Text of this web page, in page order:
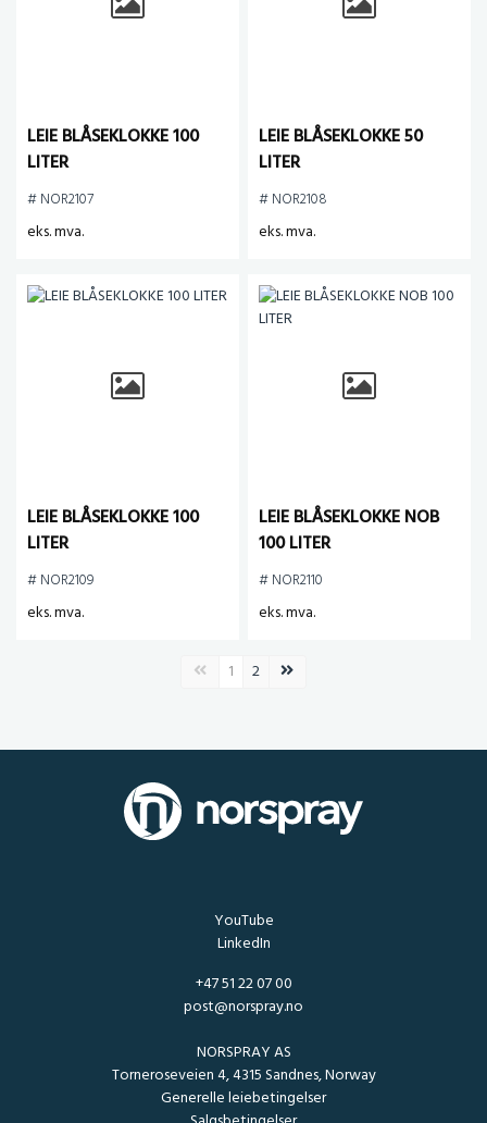
LEIE BLÅSEKLOKKE 100
LITER
# NOR2107
eks. mva.
LEIE BLÅSEKLOKKE 50
LITER
# NOR2108
eks. mva.
LEIE BLÅSEKLOKKE 100
LITER
# NOR2109
eks. mva.
LEIE BLÅSEKLOKKE NOB
100 LITER
# NOR2110
eks. mva.
Forrige side
1 2 Neste side
YouTube
LinkedIn
+47 51 22 07 00
post@norspray.no
NORSPRAY AS
Torneroseveien 4, 4315 Sandnes, Norway
Generelle leiebetingelser